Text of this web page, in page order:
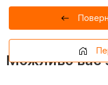
Можливо вас